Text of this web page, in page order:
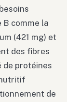
B comme la
(421 mg) et
des fibres
de protéines
de